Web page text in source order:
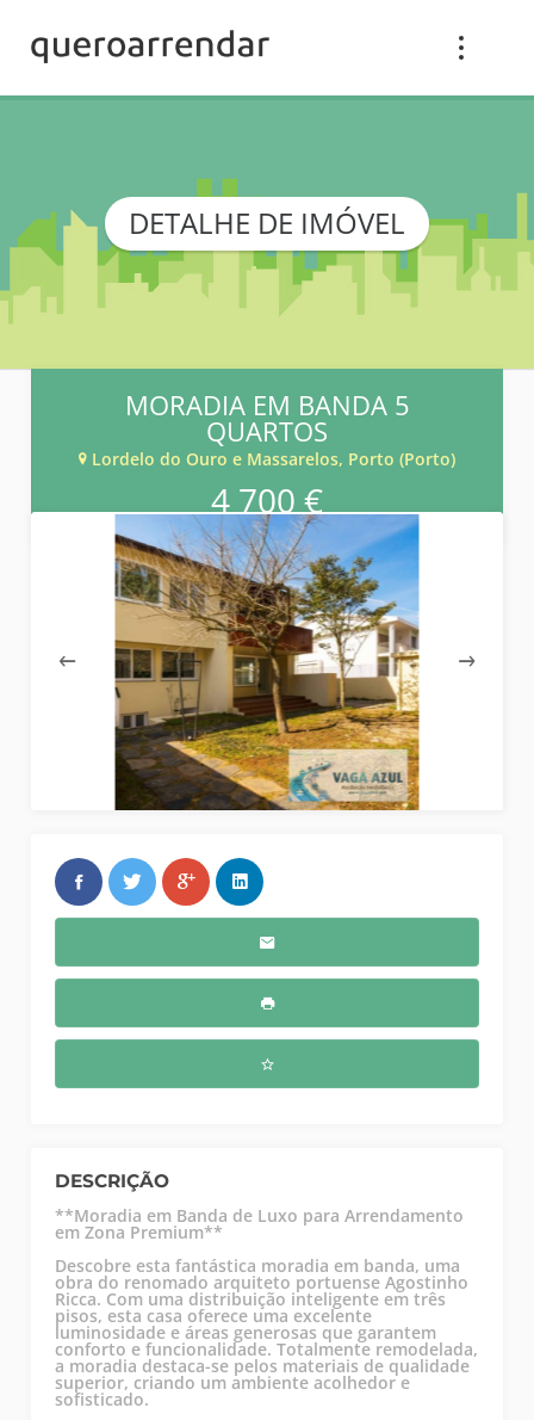
DETALHE DE IMÓVEL
MORADIA EM BANDA 5
QUARTOS
Lordelo do Ouro e Massarelos, Porto (Porto)
4 700 €
DESCRIÇÃO
**Moradia em Banda de Luxo para Arrendamento
em Zona Premium**
Descobre esta fantástica moradia em banda, uma
obra do renomado arquiteto portuense Agostinho
Ricca. Com uma distribuição inteligente em três
pisos, esta casa oferece uma excelente
luminosidade e áreas generosas que garantem
conforto e funcionalidade. Totalmente remodelada,
a moradia destaca-se pelos materiais de qualidade
superior, criando um ambiente acolhedor e
sofisticado.